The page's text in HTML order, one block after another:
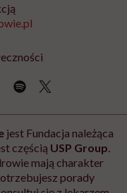
jest Fundacja należąca
częścią USP Group.
mają charakter
porady